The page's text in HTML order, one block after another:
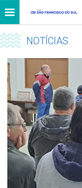
NOTÍCIAS